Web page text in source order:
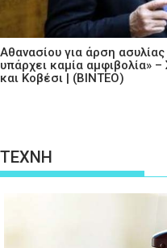
Αθανασίου για άρση
υπάρχει καμία αμφιβολία»
και Κοβέσι | (ΒΙΝΤΕΟ)
ΤΕΧΝΗ